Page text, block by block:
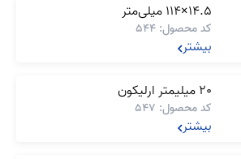
14.5×114 میلی‌متر
کد محصول: 544
بیشتر
20 میلیمتر ارلیکون
کد محصول: 547
بیشتر